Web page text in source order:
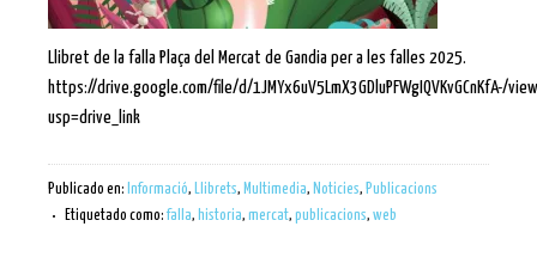
Llibret de la falla Plaça del Mercat de Gandia per a les falles 2025.
https://drive.google.com/file/d/1JMYx6uV5LmX3GDluPFWgIQVKvGCnKfA-/
usp=drive_link
Publicado en: Informació, Llibrets, Multimedia, Noticies, Publicacions
Etiquetado como: falla, historia, mercat, publicacions, web